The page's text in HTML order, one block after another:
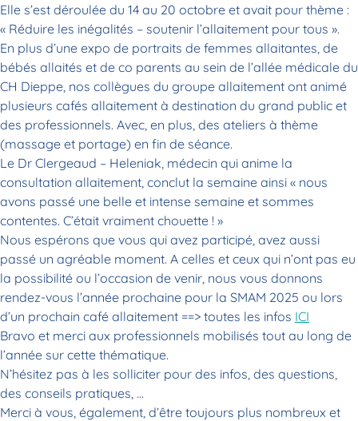
Elle s’est déroulée du 14 au 20 octobre et avait pour thème :
« Réduire les inégalités – soutenir l’allaitement pour tous ».
En plus d’une expo de portraits de femmes allaitantes, de
bébés allaités et de co parents au sein de l’allée médicale du
CH Dieppe, nos collègues du groupe allaitement ont animé
plusieurs cafés allaitement à destination du grand public et
des professionnels. Avec, en plus, des ateliers à thème
(massage et portage) en fin de séance.
Le Dr Clergeaud – Heleniak, médecin qui anime la
consultation allaitement, conclut la semaine ainsi « nous
avons passé une belle et intense semaine et sommes
contentes. C’était vraiment chouette ! »
Nous espérons que vous qui avez participé, avez aussi
passé un agréable moment. A celles et ceux qui n’ont pas eu
la possibilité ou l’occasion de venir, nous vous donnons
rendez-vous l’année prochaine pour la SMAM 2025 ou lors
d’un prochain café allaitement ==> toutes les infos ICI
Bravo et merci aux professionnels mobilisés tout au long de
l’année sur cette thématique.
N’hésitez pas à les solliciter pour des infos, des questions,
des conseils pratiques, …
Merci à vous, également, d’être toujours plus nombreux et